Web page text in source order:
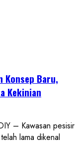
Konsep Baru,
Kekinian
– Kawasan pesisir
lama dikenal